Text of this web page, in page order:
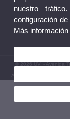
© 2026 UV. - Avenida
Aviso legal
nuestro
configuración
Más información